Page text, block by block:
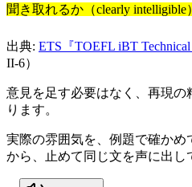
聞き取れるか（clearly intelligible
出典: ETS『TOEFL iBT Technical
II-6）
意見を足す必要はなく、再現
ります。
実際の雰囲気を、例題で確かめ
から、止めて同じ文を声に出し